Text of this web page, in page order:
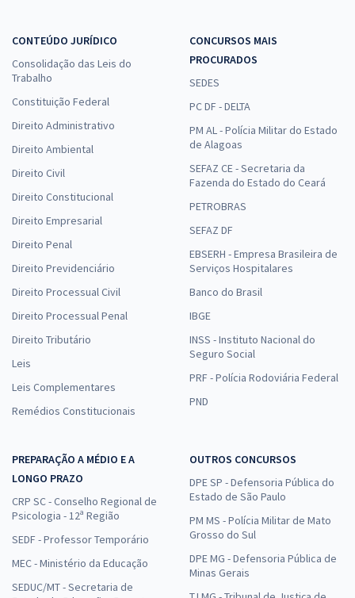
CONTEÚDO JURÍDICO
Consolidação das Leis do
Trabalho
Constituição Federal
Direito Administrativo
Direito Ambiental
Direito Civil
Direito Constitucional
Direito Empresarial
Direito Penal
Direito Previdenciário
Direito Processual Civil
Direito Processual Penal
Direito Tributário
Leis
Leis Complementares
Remédios Constitucionais
CONCURSOS MAIS
PROCURADOS
SEDES
PC DF - DELTA
PM AL - Polícia Militar do Estado
de Alagoas
SEFAZ CE - Secretaria da
Fazenda do Estado do Ceará
PETROBRAS
SEFAZ DF
EBSERH - Empresa Brasileira de
Serviços Hospitalares
Banco do Brasil
IBGE
INSS - Instituto Nacional do
Seguro Social
PRF - Polícia Rodoviária Federal
PND
PREPARAÇÃO A MÉDIO E A
LONGO PRAZO
CRP SC - Conselho Regional de
Psicologia - 12ª Região
SEDF - Professor Temporário
MEC - Ministério da Educação
SEDUC/MT - Secretaria de
OUTROS CONCURSOS
DPE SP - Defensoria Pública do
Estado de São Paulo
PM MS - Polícia Militar de Mato
Grosso do Sul
DPE MG - Defensoria Pública de
Minas Gerais